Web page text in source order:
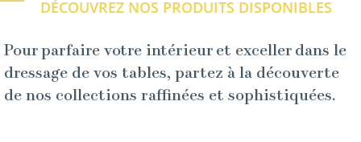
DÉCOUVREZ NOS PRODUITS DISPONIBLES
Pour parfaire votre intérieur et exceller dans le
dressage de vos tables, partez à la découverte
de nos collections raffinées et sophistiquées.